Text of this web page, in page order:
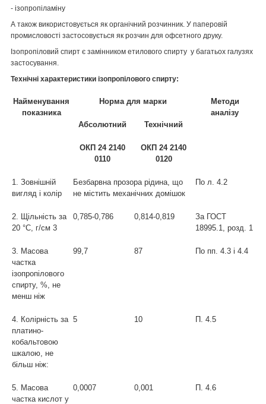
- ізопропіламіну
А також використовується як органічний розчинник. У паперовій
промисловості застосовується як розчин для офсетного друку.
Ізопропіловий спирт є замінником етилового спирту у багатьох галузях
застосування.
Технічні характеристики ізопропілового спирту:
Найменування
показника
Норма для марки
Методи
аналізу
Абсолютний
Технічний
ОКП 24 2140
0110
ОКП 24 2140
0120
1. Зовнішній
вигляд і колір
Безбарвна прозора рідина, що
не містить механічних домішок
По л. 4.2
2. Щільність за
20 °C, г/см3
0,785-0,786 0,814-0,819
За ГОСТ
18995.1, розд. 1
3. Масова
частка
ізопропілового
спирту, %, не
менш ніж
99,7 87 По пп. 4.3 і 4.4
4. Колірність за
платино-
кобальтовою
шкалою, не
більш ніж:
5 10 П. 4.5
5. Масова
частка кислот у
0,0007 0,001 П. 4.6